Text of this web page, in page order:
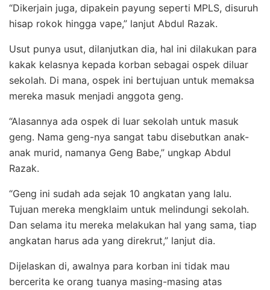
“Dikerjain juga, dipakein payung seperti MPLS, disuruh
hisap rokok hingga vape,” lanjut Abdul Razak.
Usut punya usut, dilanjutkan dia, hal ini dilakukan para
kakak kelasnya kepada korban sebagai ospek diluar
sekolah. Di mana, ospek ini bertujuan untuk memaksa
mereka masuk menjadi anggota geng.
“Alasannya ada ospek di luar sekolah untuk masuk
geng. Nama geng-nya sangat tabu disebutkan anak-
anak murid, namanya Geng Babe,” ungkap Abdul
Razak.
“Geng ini sudah ada sejak 10 angkatan yang lalu.
Tujuan mereka mengklaim untuk melindungi sekolah.
Dan selama itu mereka melakukan hal yang sama, tiap
angkatan harus ada yang direkrut,” lanjut dia.
Dijelaskan di, awalnya para korban ini tidak mau
bercerita ke orang tuanya masing-masing atas